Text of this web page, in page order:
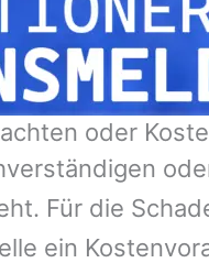
oder
Für die
ein